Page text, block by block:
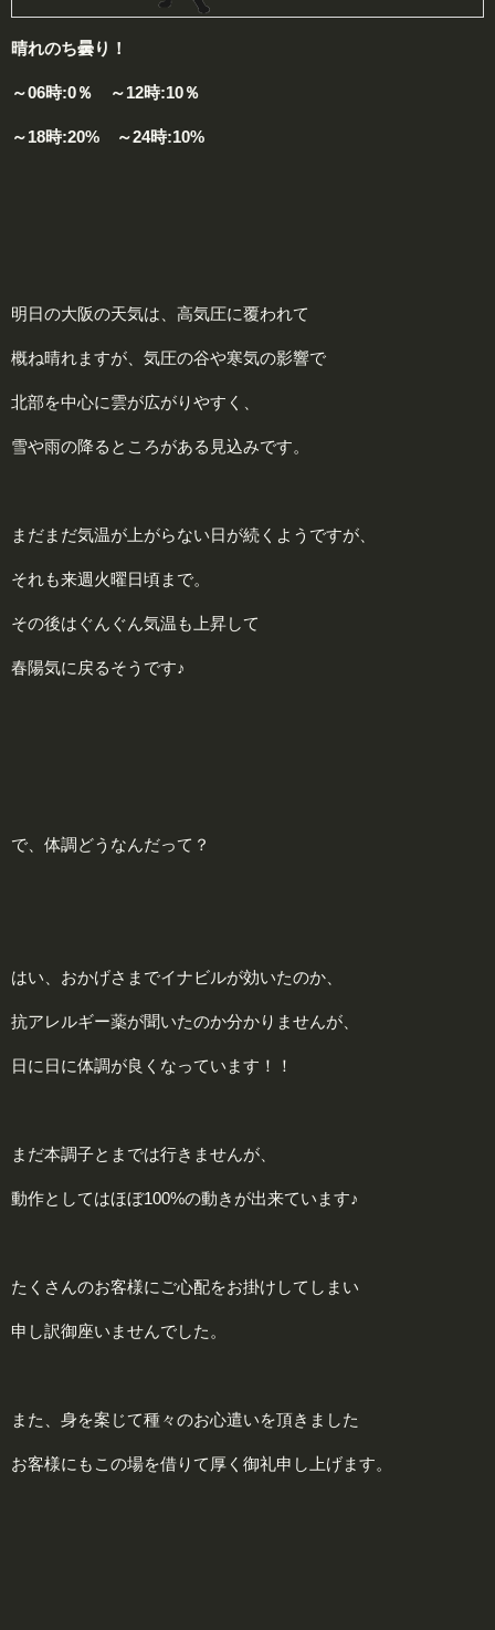
晴れのち曇り！
～06時:0％ ～12時:10％
～18時:20% ～24時:10%
明日の大阪の天気は、高気圧に覆われて
概ね晴れますが、気圧の谷や寒気の影響で
北部を中心に雲が広がりやすく、
雪や雨の降るところがある見込みです。
まだまだ気温が上がらない日が続くようですが、
それも来週火曜日頃まで。
その後はぐんぐん気温も上昇して
春陽気に戻るそうです♪
で、体調どうなんだって？
はい、おかげさまでイナビルが効いたのか、
抗アレルギー薬が聞いたのか分かりませんが、
日に日に体調が良くなっています！！
まだ本調子とまでは行きませんが、
動作としてはほぼ100%の動きが出来ています♪
たくさんのお客様にご心配をお掛けしてしまい
申し訳御座いませんでした。
また、身を案じて種々のお心遣いを頂きました
お客様にもこの場を借りて厚く御礼申し上げます。